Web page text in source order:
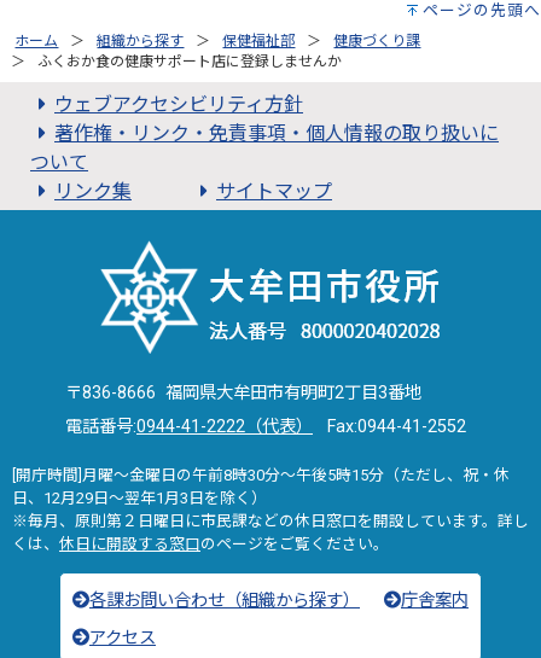
ページの先頭へ
ホーム 組織から探す 保健福祉部
健康づくり課
ふくおか食の健康サポート店に登録しませんか
ウェブアクセシビリティ方針
著作権・リンク・免責事項・個人情報の取り扱いに
ついて
リンク集
サイトマップ
〒836-8666 福岡県大牟田市有明町2丁目3番地
電話番号:0944-41-2222（代表） Fax:0944-41-2552
[開庁時間]月曜～金曜日の午前8時30分～午後5時15分（ただし、祝・休
日、12月29日～翌年1月3日を除く）
※毎月、原則第２日曜日に市民課などの休日窓口を開設しています。詳し
くは、 休日に開設する窓口のページをご覧ください。
各課お問い合わせ（組織から探す）
庁舎案内
アクセス